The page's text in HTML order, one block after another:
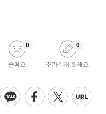
슬퍼요
0
추가취재 원해요
0